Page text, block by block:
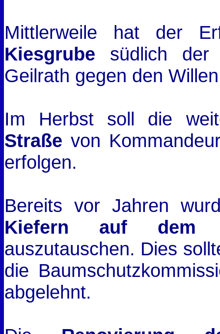
Mittlerweile hat der
Kiesgrube südlich der
Geilrath gegen den
Im Herbst soll die
Straße von
erfolgen.
Bereits vor Jahren
Kiefern auf dem
auszutauschen. Dies
die
abgelehnt.